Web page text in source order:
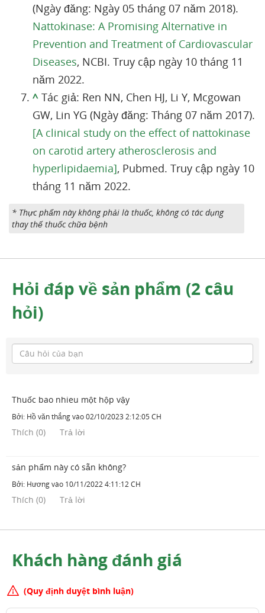
(Ngày đăng: Ngày 05 tháng 07 năm 2018).
Nattokinase: A Promising Alternative in
Prevention and Treatment of Cardiovascular
Diseases, NCBI. Truy cập ngày 10 tháng 11
năm 2022.
^ Tác giả: Ren NN, Chen HJ, Li Y, Mcgowan
GW, Lin YG (Ngày đăng: Tháng 07 năm 2017).
[A clinical study on the effect of nattokinase
on carotid artery atherosclerosis and
hyperlipidaemia], Pubmed. Truy cập ngày 10
tháng 11 năm 2022.
* Thực phẩm này không phải là thuốc, không có tác dụng
thay thế thuốc chữa bệnh
Hỏi đáp về sản phẩm (2 câu
hỏi)
Thuốc bao nhieu một hộp vậy
Bởi: Hồ văn thắngvào02/10/2023 2:12:05 CH
Thích (0) Trả lời
sản phẩm này có sẵn không?
Bởi: Hươngvào 10/11/2022 4:11:12 CH
Thích (0) Trả lời
Khách hàng đánh giá
(Quy định duyệt bình luận)